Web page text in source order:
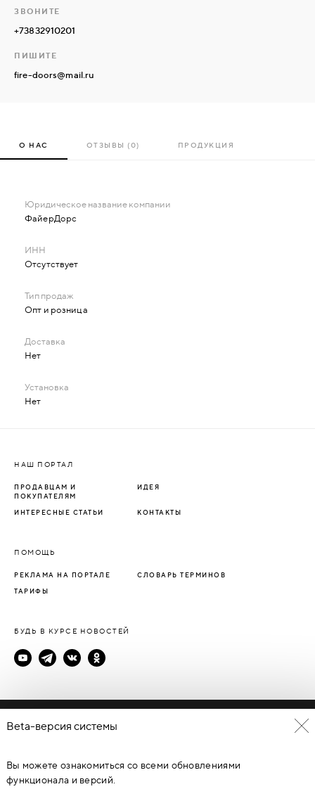
ЗВОНИТЕ
+73832910201
ПИШИТЕ
fire-doors@mail.ru
О НАС ОТЗЫВЫ (0) ПРОДУКЦИЯ
ФайерДорс
Отсутствует
Опт и розница
Нет
Нет
НАШ ПОРТАЛ
ПРОДАВЦАМ И
ПОКУПАТЕЛЯМ
ИДЕЯ
ИНТЕРЕСНЫЕ СТАТЬИ КОНТАКТЫ
ПОМОЩЬ
РЕКЛАМА НА ПОРТАЛЕ СЛОВАРЬ ТЕРМИНОВ
ТАРИФЫ
БУДЬ В КУРСЕ НОВОСТЕЙ
Политика конфиденциальности
© Каталог дверей - DverProf, 2021-2026Материалы сайта
являются объектами авторского права. Запрещается
копирование, распространение, любое использование
Beta-версия системы
Вы можете ознакомиться со всеми обновлениями
функционала и версий.